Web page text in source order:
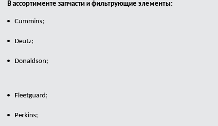
В ассортименте запчасти и фильтрующие элементы:
Cummins;
Deutz;
Donaldson;
Fleetguard;
Perkins;